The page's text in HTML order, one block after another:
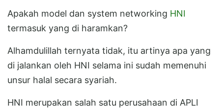
Apakah model dan system networking HNI
termasuk yang di haramkan?
Alhamdulillah ternyata tidak, itu artinya apa yang
di jalankan oleh HNI selama ini sudah memenuhi
unsur halal secara syariah.
HNI merupakan salah satu perusahaan di APLI